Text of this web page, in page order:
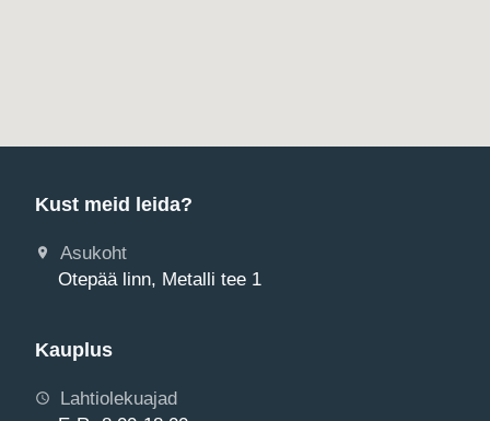
Kust meid leida?
Asukoht
Otepää linn, Metalli tee 1
Kauplus
Lahtiolekuajad